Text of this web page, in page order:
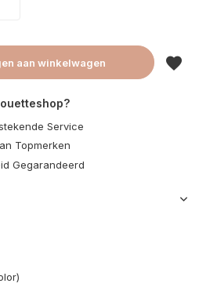
aan winkelwagen
Service
Topmerken
Gegarandeerd